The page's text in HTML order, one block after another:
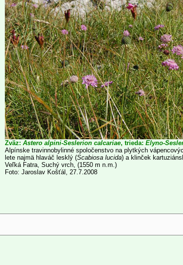
Zväz: Astero alpini-Seslerion calcariae, trieda: Elyno-
Alpínske travinnobylinné spoločenstvo na plytkých
lete najmä hlaváč lesklý (Scabiosa lucida) a klinček
Veľká Fatra, Suchý vrch, (1550 m n.m.)
Foto: Jaroslav Košťál, 27.7.2008